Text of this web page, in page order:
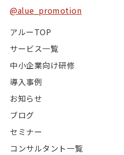
@alue_promotion
アルーTOP
サービス一覧
中小企業向け研修
導入事例
お知らせ
ブログ
セミナー
コンサルタント一覧